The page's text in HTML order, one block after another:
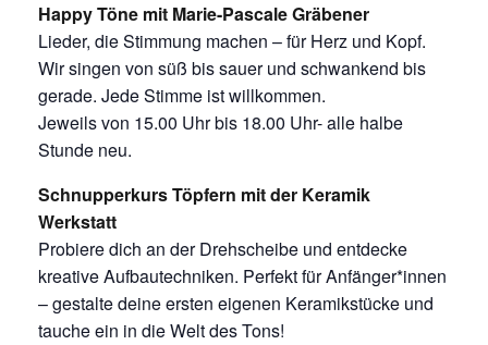
Happy Töne mit Marie-Pascale Gräbener
Lieder, die Stimmung machen – für Herz und Kopf.
Wir singen von süß bis sauer und schwankend bis
gerade. Jede Stimme ist willkommen.
Jeweils von 15.00 Uhr bis 18.00 Uhr- alle halbe
Stunde neu.
Schnupperkurs Töpfern mit der Keramik
Werkstatt
Probiere dich an der Drehscheibe und entdecke
kreative Aufbautechniken. Perfekt für Anfänger*innen
– gestalte deine ersten eigenen Keramikstücke und
tauche ein in die Welt des Tons!